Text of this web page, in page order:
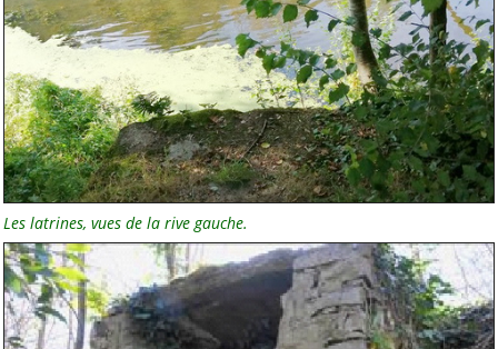
Les latrines, vues de la rive gauche.